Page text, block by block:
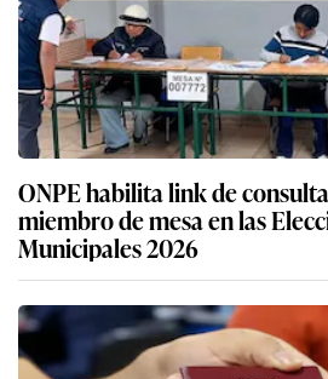
ONPE habilita link de
miembro de mesa en las
Municipales 2026